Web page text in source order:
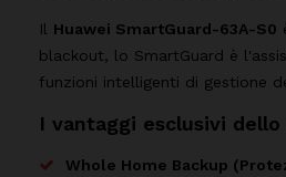
Il Huawei SmartGuard-63A-S0
blackout, lo SmartGuard è
funzioni intelligenti di gestione
I vantaggi esclusivi
Whole Home Backup